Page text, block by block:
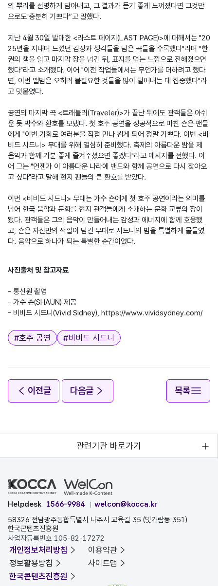
의 뿌리를 선명하게 담아내고, 그 결과가 듣기 좋게 느껴졌다면 그것만
으로도 충분히 기쁘다”고 말했다.
지난 4월 30일 발매한 <라스트 페이지(LAST PAGE)>에 대해서는 "20
25년을 지내며 느꼈던 감정과 생각들을 담은 곡들을 수록했다"라며 "한
권의 책을 읽고 마지막 장을 넘긴 뒤, 표지를 덮는 느낌으로 전해졌으면
했다"라고 소개했다. 이어 "이전 작업들에서는 무언가를 더하려고 했다
면, 이번 앨범은 오히려 불필요한 것들을 많이 덜어내는 데 집중했다"라
고 덧붙였다.
공연의 마지막 곡 <트래블러(Traveler)>가 끝난 뒤에도 관객들은 아쉬
운 듯 박수와 환호를 보냈다. 첫 호주 공연을 성공적으로 마친 숀은 팬들
에게 "이번 기회로 여러분을 직접 만나 뵙게 되어 정말 기쁘다. 이번 <비
비드 시드니> 무대를 위해 열심히 준비했다. 축제의 아름다운 밤을 제
음악과 함께 기분 좋게 즐겨주셨으면 좋겠다"라고 메시지를 전했다. 이
어 그는 "언젠가 이 아름다운 나라에 밴드와 함께 공연으로 다시 찾아오
고 싶다"라고 말해 현지 팬들의 큰 환호를 받았다.
이번 <비비드 시드니> 무대는 가수 숀에게 첫 호주 공연이라는 의미를
넘어 한국 음악과 문화를 현지 관객들에게 소개하는 문화 교류의 장이
됐다. 관객들은 그의 음악이 만들어내는 감성과 에너지에 함께 호응했
고, 숀은 자신만의 색깔이 담긴 무대로 시드니의 밤을 특별하게 물들였
다. 음악으로 하나가 되는 특별한 순간이었다.
사진출처 및 참고자료
- 통신원 촬영
- 가수 숀(SHAUN) 제공
태그
#호주 공연 #비비드 시드니
이전글 다음글 목록
관련기관 바로가기
Helpdesk 1566-9984
welcon@kocca.kr
58326 전남광주통합특별시 나주시 교육길 35 (빛가람동 351)
한국콘텐츠진흥원
사업자등록번호 105-82-17272
개인정보처리방침
이용약관
정보활용방침
사이트맵
한국콘텐츠진흥원